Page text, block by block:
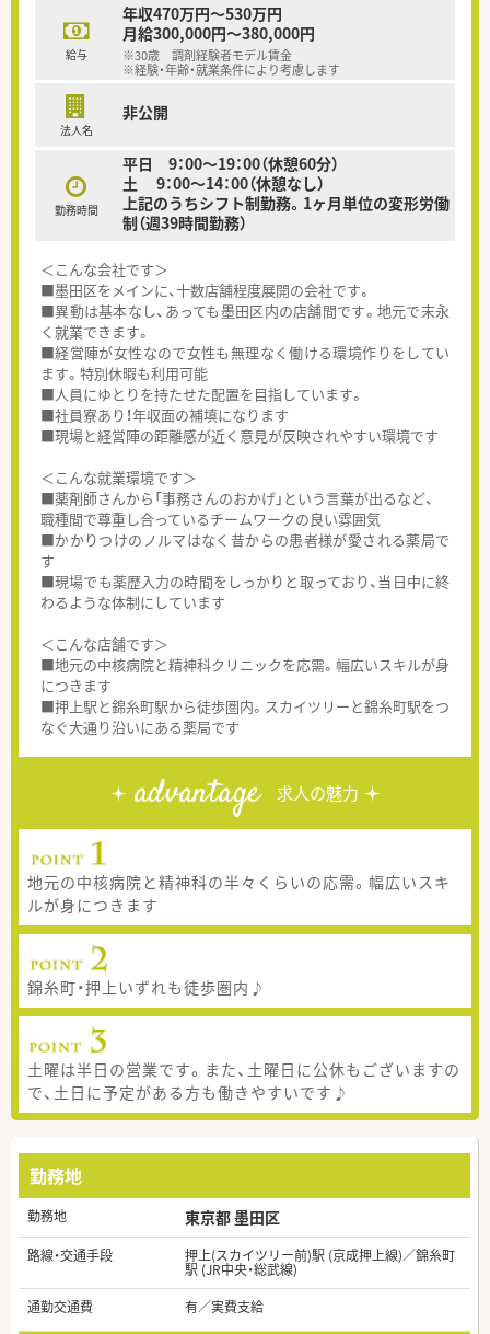
給与
年収470万円～530万円
月給300,000円～380,000円
※30歳 調剤経験者モデル賃金
※経験・年齢・就業条件により考慮します
法人名
非公開
勤務時間
平日 9：00～19：00（休憩60分）
土 9：00～14：00（休憩なし）
上記のうちシフト制勤務。1ヶ月単位の変形労働
制（週39時間勤務）
＜こんな会社です＞
■墨田区をメインに、十数店舗程度展開の会社です。
■異動は基本なし、あっても墨田区内の店舗間です。地元で末永
く就業できます。
■経営陣が女性なので女性も無理なく働ける環境作りをしてい
ます。特別休暇も利用可能
■人員にゆとりを持たせた配置を目指しています。
■社員寮あり！年収面の補填になります
■現場と経営陣の距離感が近く意見が反映されやすい環境です
＜こんな就業環境です＞
■薬剤師さんから「事務さんのおかげ」という言葉が出るなど、
職種間で尊重し合っているチームワークの良い雰囲気
■かかりつけのノルマはなく昔からの患者様が愛される薬局で
す
■現場でも薬歴入力の時間をしっかりと取っており、当日中に終
わるような体制にしています
＜こんな店舗です＞
■地元の中核病院と精神科クリニックを応需。幅広いスキルが身
につきます
■押上駅と錦糸町駅から徒歩圏内。スカイツリーと錦糸町駅をつ
なぐ大通り沿いにある薬局です
advantage 求人の魅力
地元の中核病院と精神科の半々くらいの応需。幅広いスキ
ルが身につきます
錦糸町・押上いずれも徒歩圏内♪
土曜は半日の営業です。また、土曜日に公休もございますの
で、土日に予定がある方も働きやすいです♪
勤務地
勤務地 東京都 墨田区
路線・交通手段 押上(スカイツリー前)駅 (京成押上線)／錦糸町
駅 (JR中央・総武線)
通勤交通費
有／実費支給